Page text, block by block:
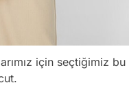
için seçtiğimiz bu